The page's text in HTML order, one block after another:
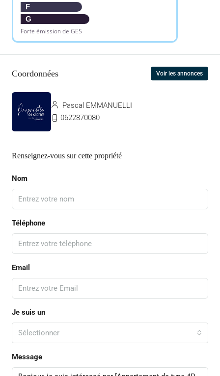
F
G
Forte émission de GES
Coordonnées Voir les annonces
Pascal EMMANUELLI
0622870080
Renseignez-vous sur cette propriété
Nom
Téléphone
Email
Je suis un
Sélectionner
Message